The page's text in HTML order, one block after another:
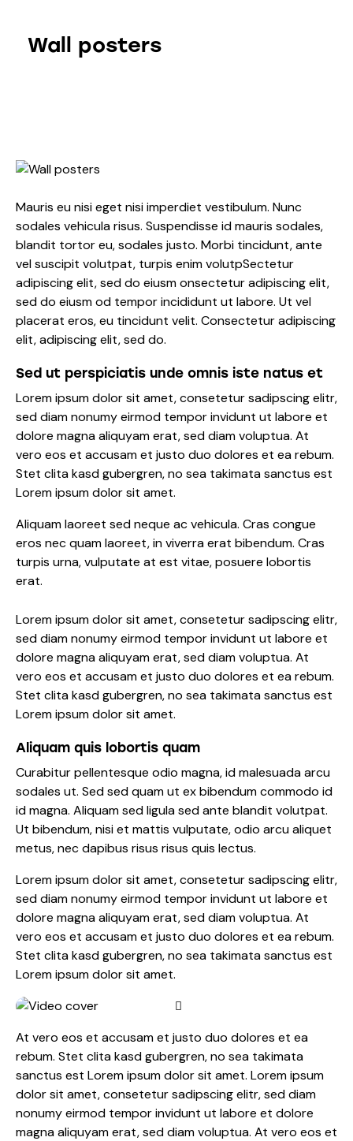
Wall posters
Mauris eu nisi eget nisi imperdiet vestibulum. Nunc
sodales vehicula risus. Suspendisse id mauris sodales,
blandit tortor eu, sodales justo. Morbi tincidunt, ante
vel suscipit volutpat, turpis enim volutpSectetur
adipiscing elit, sed do eiusm onsectetur adipiscing elit,
sed do eiusm od tempor incididunt ut labore. Ut vel
placerat eros, eu tincidunt velit. Consectetur adipiscing
elit, adipiscing elit, sed do.
Sed ut perspiciatis unde omnis iste natus et
Lorem ipsum dolor sit amet, consetetur sadipscing elitr,
sed diam nonumy eirmod tempor invidunt ut labore et
dolore magna aliquyam erat, sed diam voluptua. At
vero eos et accusam et justo duo dolores et ea rebum.
Stet clita kasd gubergren, no sea takimata sanctus est
Lorem ipsum dolor sit amet.
Aliquam laoreet sed neque ac vehicula. Cras congue
eros nec quam laoreet, in viverra erat bibendum. Cras
turpis urna, vulputate at est vitae, posuere lobortis
erat.
Lorem ipsum dolor sit amet, consetetur sadipscing elitr,
sed diam nonumy eirmod tempor invidunt ut labore et
dolore magna aliquyam erat, sed diam voluptua. At
vero eos et accusam et justo duo dolores et ea rebum.
Stet clita kasd gubergren, no sea takimata sanctus est
Lorem ipsum dolor sit amet.
Aliquam quis lobortis quam
Curabitur pellentesque odio magna, id malesuada arcu
sodales ut. Sed sed quam ut ex bibendum commodo id
id magna. Aliquam sed ligula sed ante blandit volutpat.
Ut bibendum, nisi et mattis vulputate, odio arcu aliquet
metus, nec dapibus risus risus quis lectus.
Lorem ipsum dolor sit amet, consetetur sadipscing elitr,
sed diam nonumy eirmod tempor invidunt ut labore et
dolore magna aliquyam erat, sed diam voluptua. At
vero eos et accusam et justo duo dolores et ea rebum.
Stet clita kasd gubergren, no sea takimata sanctus est
Lorem ipsum dolor sit amet.
At vero eos et accusam et justo duo dolores et ea
rebum. Stet clita kasd gubergren, no sea takimata
sanctus est Lorem ipsum dolor sit amet. Lorem ipsum
dolor sit amet, consetetur sadipscing elitr, sed diam
nonumy eirmod tempor invidunt ut labore et dolore
magna aliquyam erat, sed diam voluptua. At vero eos et